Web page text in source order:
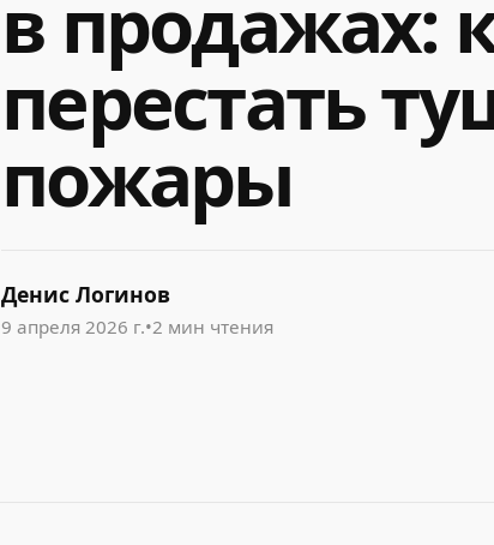
в продажах:
перестать
пожары
Денис Логинов
9 апреля 2026 г.•2 мин чтения